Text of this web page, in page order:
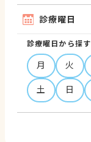
診療曜日
診療曜日から探す
月 火
土
日